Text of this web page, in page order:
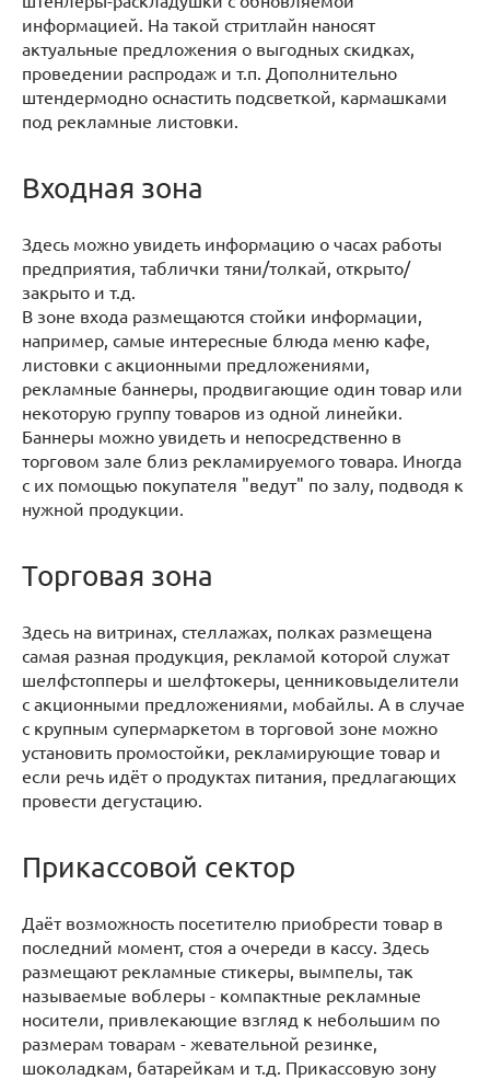
информацией. На такой стритлайн наносят
актуальные предложения о выгодных скидках,
проведении распродаж и т.п. Дополнительно
штендермодно оснастить подсветкой, кармашками
под рекламные листовки.
Входная зона
Здесь можно увидеть информацию о часах работы
предприятия, таблички тяни/толкай, открыто/
закрыто и т.д.
В зоне входа размещаются стойки информации,
например, самые интересные блюда меню кафе,
листовки с акционными предложениями,
рекламные баннеры, продвигающие один товар или
некоторую группу товаров из одной линейки.
Баннеры можно увидеть и непосредственно в
торговом зале близ рекламируемого товара. Иногда
с их помощью покупателя "ведут" по залу, подводя к
нужной продукции.
Торговая зона
Здесь на витринах, стеллажах, полках размещена
самая разная продукция, рекламой которой служат
шелфстопперы и шелфтокеры, ценниковыделители
с акционными предложениями, мобайлы. А в случае
с крупным супермаркетом в торговой зоне можно
установить промостойки, рекламирующие товар и
если речь идёт о продуктах питания, предлагающих
провести дегустацию.
Прикассовой сектор
Даёт возможность посетителю приобрести товар в
последний момент, стоя а очереди в кассу. Здесь
размещают рекламные стикеры, вымпелы, так
называемые воблеры - компактные рекламные
носители, привлекающие взгляд к небольшим по
размерам товарам - жевательной резинке,
шоколадкам, батарейкам и т.д. Прикассовую зону